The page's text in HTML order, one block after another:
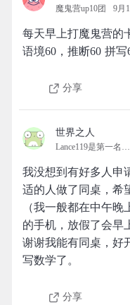
魔鬼营up10团 9月
每天早上打魔鬼营的
语境60，推断60 拼
分享
世界之人
Lance119是第一名的拓团
我没想到有好多人申
适的人做了同桌，希
（我一般都在中午
的手机，放假了会早
谢谢我能有同桌，好
写数学了。
分享